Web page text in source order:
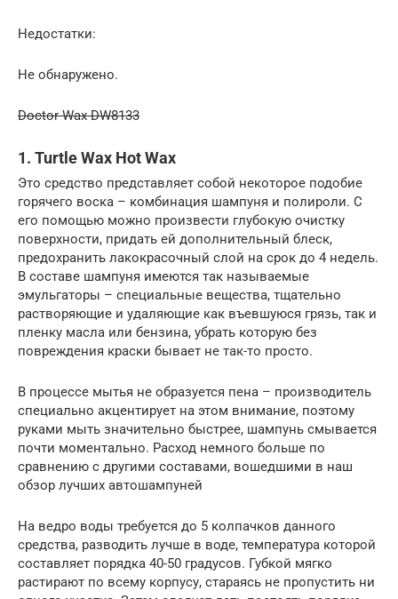
Недостатки:
Не обнаружено.
Doctor Wax DW8133
1. Turtle Wax Hot Wax
Это средство представляет собой некоторое подобие
горячего воска – комбинация шампуня и полироли. С
его помощью можно произвести глубокую очистку
поверхности, придать ей дополнительный блеск,
предохранить лакокрасочный слой на срок до 4 недель.
В составе шампуня имеются так называемые
эмульгаторы – специальные вещества, тщательно
растворяющие и удаляющие как въевшуюся грязь, так и
пленку масла или бензина, убрать которую без
повреждения краски бывает не так-то просто.
В процессе мытья не образуется пена – производитель
специально акцентирует на этом внимание, поэтому
руками мыть значительно быстрее, шампунь смывается
почти моментально. Расход немного больше по
сравнению с другими составами, вошедшими в наш
обзор лучших автошампуней
На ведро воды требуется до 5 колпачков данного
средства, разводить лучше в воде, температура которой
составляет порядка 40-50 градусов. Губкой мягко
растирают по всему корпусу, стараясь не пропустить ни